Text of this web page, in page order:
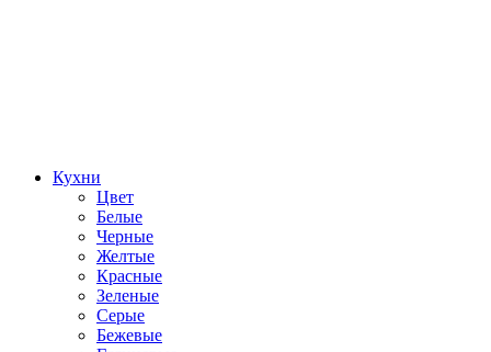
Кухни
Цвет
Белые
Черные
Желтые
Красные
Зеленые
Серые
Бежевые